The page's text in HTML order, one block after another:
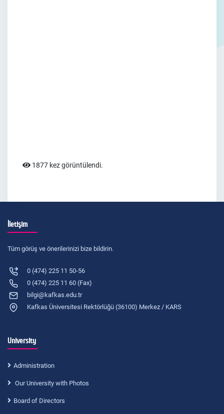
1877 kez görüntülendi.
İletişim
Tüm görüş ve önerilerinizi bize bildirin.
0 (474) 225 11 50-56
0 (474) 225 11 60 (Fax)
bilgi@kafkas.edu.tr
Kafkas Üniversitesi Rektörlüğü (36100) Merkez / KARS
University
Administration
Our University with Photos
Board of Directors